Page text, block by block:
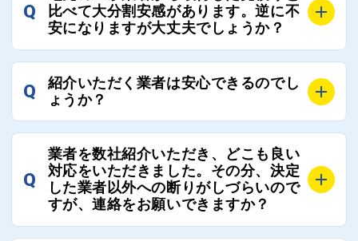
連絡いただければ、お客様の屋根修理を全面的にフォ
ローさせていただきます。お気軽にご相談ください。
でご紹介の要望をいただければ、即時屋根コネクトに
て対応させていただきます。お気軽にお申し付けくだ
Q
比べて大分割安感があります。逆に不
安になりますが大丈夫でしょうか？
残念ながら、リフォーム業界は費用の内訳に不透明な
部分が多く、一見同じ工事でも１００万円以上の差が
屋根コネクトではそのような不安を抱えてしまう屋根
の修理において、適正で公正な工事業者選びのお手伝
いをさせていただくサイトでございます。
まだまだそのような業界だからこそ比較が重要になり
ますので、是非屋根コネクトを活用ください。
Q
紹介いただく業者は安心できるのでし
ょうか？
屋根コネクトでは、お客様の安心を支える「優良工事
業者チェック制度」を設けております。
屋根コネクトにて定期的にお客様アンケートを実施
し、そこで評価の低かった業者は事実確認の上で、屋
根コネクトの判断により即時登録を解除できる契約と
Q
業者を数社紹介いただき、どこも良い
対応をいただきました。その分、決定
した業者以外への断りがしづらいので
すが、連絡をお願いできますか？